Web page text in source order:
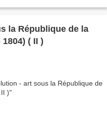
la République de la
( II )